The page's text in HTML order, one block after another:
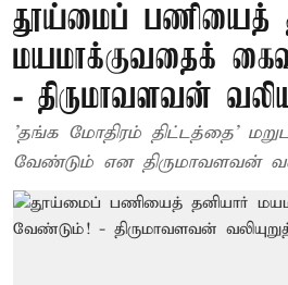
தூய்மைப் பணியைத்
மயமாக்குவதைக்
- திருமாவளவன்
'தங்க மோதிரம் திட்டத்தை'
வேண்டும் என திருமாவளவன்